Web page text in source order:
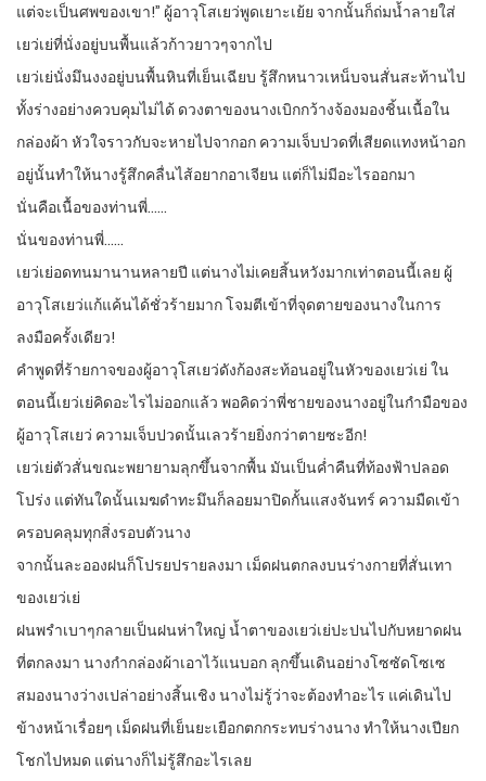
แต่จะเป็นศพของเขา!” ผู้อาวุโสเยว่พูดเยาะเย้ย จากนั้นก็ถ่มน้ำลายใส่
เยว่เย่ที่นั่งอยู่บนพื้นแล้วก้าวยาวๆจากไป
เยว่เย่นั่งมึนงงอยู่บนพื้นหินที่เย็นเฉียบ รู้สึกหนาวเหน็บจนสั่นสะท้านไป
ทั้งร่างอย่างควบคุมไม่ได้ ดวงตาของนางเบิกกว้างจ้องมองชิ้นเนื้อใน
กล่องผ้า หัวใจราวกับจะหายไปจากอก ความเจ็บปวดที่เสียดแทงหน้าอก
อยู่นั้นทำให้นางรู้สึกคลื่นไส้อยากอาเจียน แต่ก็ไม่มีอะไรออกมา
นั่นคือเนื้อของท่านพี่……
นั่นของท่านพี่……
เยว่เย่อดทนมานานหลายปี แต่นางไม่เคยสิ้นหวังมากเท่าตอนนี้เลย ผู้
อาวุโสเยว่แก้แค้นได้ชั่วร้ายมาก โจมตีเข้าที่จุดตายของนางในการ
ลงมือครั้งเดียว!
คำพูดที่ร้ายกาจของผู้อาวุโสเยว่ดังก้องสะท้อนอยู่ในหัวของเยว่เย่ ใน
ตอนนี้เยว่เย่คิดอะไรไม่ออกแล้ว พอคิดว่าพี่ชายของนางอยู่ในกำมือของ
ผู้อาวุโสเยว่ ความเจ็บปวดนั้นเลวร้ายยิ่งกว่าตายซะอีก!
เยว่เย่ตัวสั่นขณะพยายามลุกขึ้นจากพื้น มันเป็นค่ำคืนที่ท้องฟ้าปลอด
โปร่ง แต่ทันใดนั้นเมฆดำทะมึนก็ลอยมาปิดกั้นแสงจันทร์ ความมืดเข้า
ครอบคลุมทุกสิ่งรอบตัวนาง
จากนั้นละอองฝนก็โปรยปรายลงมา เม็ดฝนตกลงบนร่างกายที่สั่นเทา
ของเยว่เย่
ฝนพรำเบาๆกลายเป็นฝนห่าใหญ่ น้ำตาของเยว่เย่ปะปนไปกับหยาดฝน
ที่ตกลงมา นางกำกล่องผ้าเอาไว้แนบอก ลุกขึ้นเดินอย่างโซซัดโซเซ
สมองนางว่างเปล่าอย่างสิ้นเชิง นางไม่รู้ว่าจะต้องทำอะไร แค่เดินไป
ข้างหน้าเรื่อยๆ เม็ดฝนที่เย็นยะเยือกตกกระทบร่างนาง ทำให้นางเปียก
โชกไปหมด แต่นางก็ไม่รู้สึกอะไรเลย